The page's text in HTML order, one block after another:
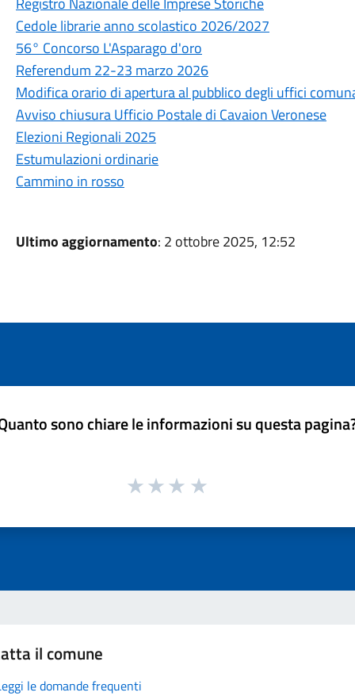
Cedole librarie anno scolastico 2026/2027
56° Concorso L'Asparago d'oro
Referendum 22-23 marzo 2026
Modifica orario di apertura al pubblico degli uffici
Avviso chiusura Ufficio Postale di Cavaion Veronese
Elezioni Regionali 2025
Estumulazioni ordinarie
Cammino in rosso
Ultimo aggiornamento: 2 ottobre 2025, 12:52
sono chiare le informazioni su questa
il comune
le domande frequenti